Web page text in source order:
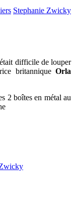
Stephanie Zwicky
difficile de louper
britannique Orla
2 boîtes en métal au